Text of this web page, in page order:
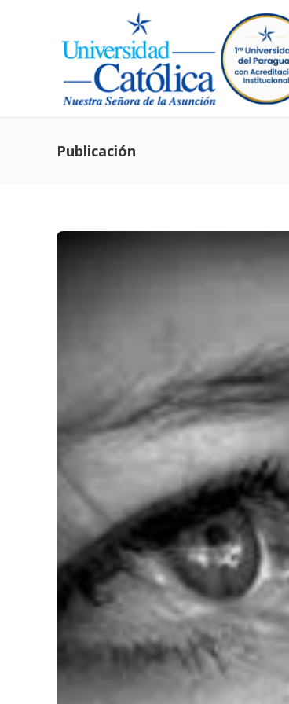
Publicación